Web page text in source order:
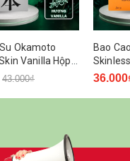
Okamoto
Vanilla Hộp 3
43.000₫
Bao